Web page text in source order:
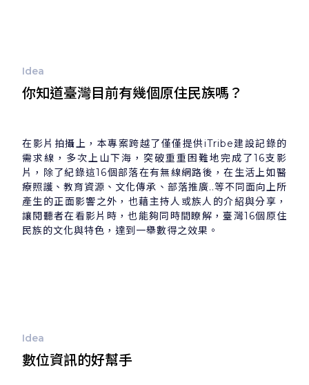
Idea
你知道臺灣目前有幾個原住民族嗎？
在影片拍攝上，本專案跨越了僅僅提供iTribe建設記錄的
需求線，多次上山下海，突破重重困難地完成了16支影
片，除了紀錄這16個部落在有無線網路後，在生活上如醫
療照護、教育資源、文化傳承、部落推廣..等不同面向上所
產生的正面影響之外，也藉主持人或族人的介紹與分享，
讓閱聽者在看影片時，也能夠同時間瞭解，臺灣16個原住
民族的文化與特色，達到一舉數得之效果。
Idea
數位資訊的好幫手